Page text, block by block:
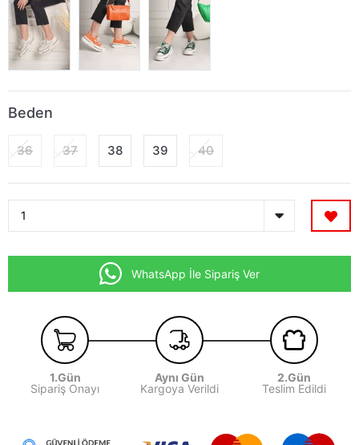
Beden
36 37 38 39 40
WhatsApp İle Sipariş Ver
1.Gün
Sipariş Onayı
Aynı Gün
Kargoya Verildi
2.Gün
Teslim Edildi